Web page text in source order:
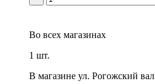
Во всех магазинах
1 шт.
В магазине ул. Рогожский вал